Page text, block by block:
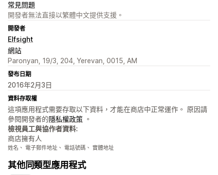
常見問題
開發者無法直接以繁體中文提供支援。
開發者
Elfsight
網站
Paronyan, 19/3, 204, Yerevan, 0015, AM
發布日期
2016年2月3日
資料存取權
這項應用程式需要存取以下資料，才能在商店中正常運作。 原因請
參閱開發者的隱私權政策 。
檢視員工與協作者資料:
商店擁有人
姓名、 電子郵件地址、 電話號碼、 實體地址
其他同類型應用程式